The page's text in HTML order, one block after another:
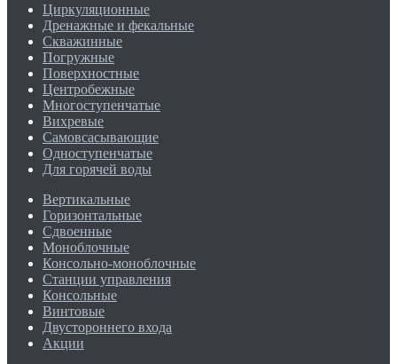
Циркуляционные
Дренажные и фекальные
Скважинные
Погружные
Поверхностные
Центробежные
Многоступенчатые
Вихревые
Самовсасывающие
Одноступенчатые
Для горячей воды
Вертикальные
Горизонтальные
Сдвоенные
Моноблочные
Консольно-моноблочные
Станции управления
Консольные
Винтовые
Двустороннего входа
Акции